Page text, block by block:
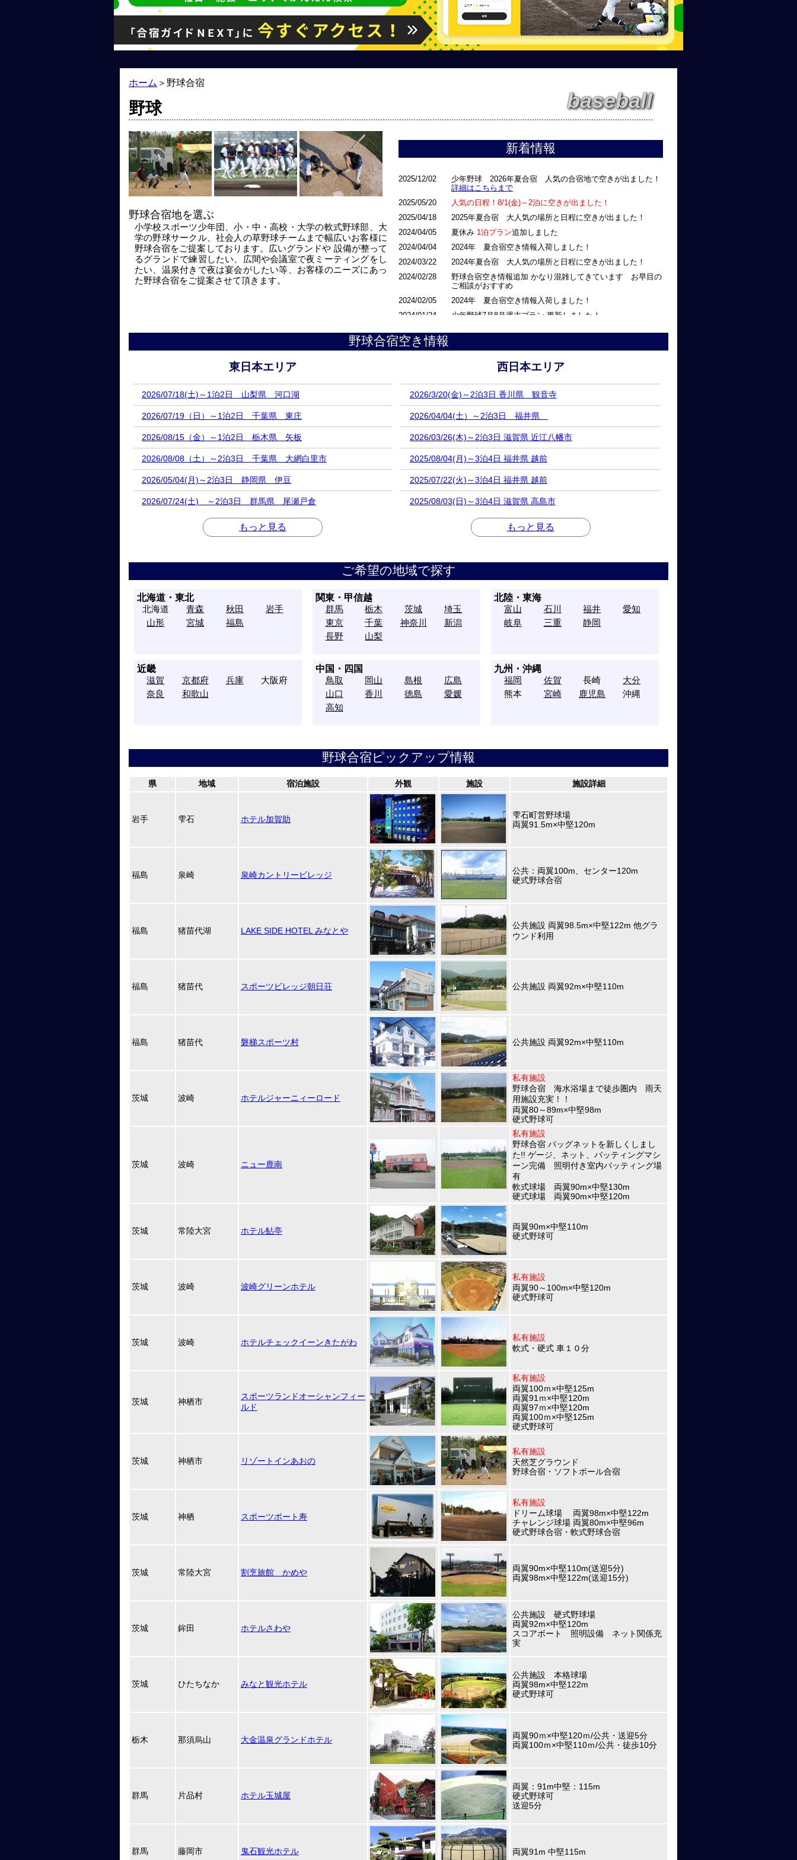
ホーム ＞ 野球合宿
野球 baseball
野球合宿地を選ぶ
小学校スポーツ少年団、小・中・高校・大学の軟式野球部、大
学の野球サークル、社会人の草野球チームまで幅広いお客様に
野球合宿をご提案しております。広いグランドや 設備が整って
るグランドで練習したい、広間や会議室で夜ミーティングをし
たい、温泉付きで夜は宴会がしたい等、お客様のニーズにあっ
た野球合宿をご提案させて頂きます。
新着情報
2025/12/02
少年野球 2026年夏合宿 人気の合宿地で空きが出ました！
詳細はこちらまで
2025/05/20
人気の日程！8/1(金)～2泊に空きが出ました！
2025/04/18
2025年夏合宿 大人気の場所と日程に空きが出ました！
2024/04/05
夏休み 1泊プラン追加しました
2024/04/04
2024年 夏合宿空き情報入荷しました！
2024/03/22
2024年夏合宿 大人気の場所と日程に空きが出ました！
2024/02/28
野球合宿空き情報追加 かなり混雑してきています お早目の
ご相談がおすすめ
2024/02/05
2024年 夏合宿空き情報入荷しました！
2024/01/24
少年野球7月8月週末プラン 更新しました！
野球合宿空き情報
東日本エリア
2026/07/18(土)～1泊2日 山梨県 河口湖
2026/07/19（日）～1泊2日 千葉県 東庄
2026/08/15（金）～1泊2日 栃木県 矢板
2026/08/08（土）～2泊3日 千葉県 大網白里市
2026/05/04(月)～2泊3日 静岡県 伊豆
2026/07/24(土) ～2泊3日 群馬県 尾瀬戸倉
もっと見る
西日本エリア
2026/3/20(金)～2泊3日 香川県 観音寺
2026/04/04(土）～2泊3日 福井県
2026/03/26(木)～2泊3日 滋賀県 近江八幡市
2025/08/04(月)～3泊4日 福井県 越前
2025/07/22(火)～3泊4日 福井県 越前
2025/08/03(日)～3泊4日 滋賀県 高島市
もっと見る
ご希望の地域で探す
北海道・東北
北海道
青森 秋田
岩手
山形
宮城 福島
関東・甲信越
群馬
栃木 茨城
埼玉
東京
千葉 神奈川
新潟
長野
山梨
北陸・東海
富山
石川 福井
愛知
岐阜
三重 静岡
近畿
滋賀
京都府 兵庫
大阪府
奈良
和歌山
中国・四国
鳥取
岡山 島根
広島
山口
香川 徳島
愛媛
高知
九州・沖縄
福岡
佐賀 長崎
大分
熊本
宮崎 鹿児島 沖縄
野球合宿ピックアップ情報
県 地域 宿泊施設 外観 施設 施設詳細
岩手 雫石 ホテル加賀助
雫石町営野球場
両翼91.5m×中堅120m
福島 泉崎 泉崎カントリービレッジ 公共： 両翼100m、センター120m
硬式野球合宿
福島 猪苗代湖 LAKE SIDE HOTEL みなとや
公共施設 両翼98.5m×中堅122m 他グラ
ウンド利用
福島 猪苗代 スポーツビレッジ朝日荘 公共施設 両翼92m×中堅110m
福島 猪苗代 磐梯スポーツ村 公共施設 両翼92m×中堅110m
茨城 波崎 ホテルジャーニィーロード
私有施設
野球合宿 海水浴場まで徒歩圏内 雨天
用施設充実！！
両翼80～89m×中堅98m
硬式野球可
茨城 波崎 ニュー鹿南
私有施設
野球合宿 バッグネットを新しくしまし
た!! ゲージ、ネット、バッティングマシ
ーン完備 照明付き室内バッティング場
有
軟式球場 両翼90m×中堅130m
硬式球場 両翼90m×中堅120m
茨城 常陸大宮 ホテル鮎亭
両翼90m×中堅110m
硬式野球可
茨城 波崎 波崎グリーンホテル
私有施設
両翼90～100m×中堅120m
硬式野球可
茨城 波崎 ホテルチェックイーンきたがわ
私有施設
軟式・硬式 車１０分
茨城 神栖市
スポーツランドオーシャンフィー
ルド
私有施設
両翼100ｍ×中堅125m
両翼91ｍ×中堅120m
両翼97ｍ×中堅120m
両翼100ｍ×中堅125m
硬式野球可
茨城 神栖市 リゾートインあおの
私有施設
天然芝グラウンド
野球合宿・ソフトボール合宿
茨城 神栖 スポーツポート寿
私有施設
ドリーム球場 両翼98m×中堅122m
チャレンジ球場 両翼80m×中堅96m
硬式野球合宿・軟式野球合宿
茨城 常陸大宮 割烹旅館 かめや
両翼90m×中堅110m(送迎5分)
両翼98m×中堅122m(送迎15分)
茨城 鉾田 ホテルさわや
公共施設 硬式野球場
両翼92m×中堅120m
スコアボート 照明設備 ネット関係充
実
茨城 ひたちなか みなと観光ホテル
公共施設 本格球場
両翼98m×中堅122m
硬式野球可
栃木 那須烏山 大金温泉グランドホテル
両翼90ｍ×中堅120ｍ/公共・送迎5分
両翼100ｍ×中堅110ｍ/公共・徒歩10分
群馬 片品村 ホテル玉城屋
両翼：91m中堅：115m
硬式野球可
送迎5分
群馬 藤岡市 鬼石観光ホテル 両翼91m 中堅115m